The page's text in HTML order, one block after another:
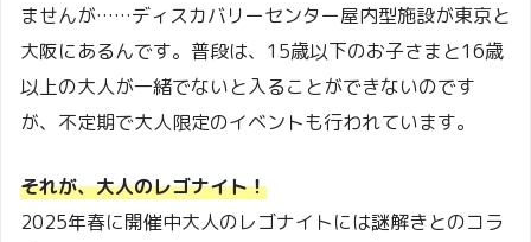
ませんが……ディスカバリーセンター屋内型施設が東京と
大阪にあるんです。普段は、15歳以下のお子さまと16歳
以上の大人が一緒でないと入ることができないのです
が、不定期で大人限定のイベントも行われています。
それが、大人のレゴナイト！
2025年春に開催中大人のレゴナイトには謎解きとのコラ